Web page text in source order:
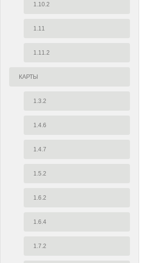
1.10.2
1.11
1.11.2
КАРТЫ
1.3.2
1.4.6
1.4.7
1.5.2
1.6.2
1.6.4
1.7.2